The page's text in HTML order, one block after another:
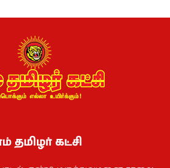
தமிழர் கட்சி